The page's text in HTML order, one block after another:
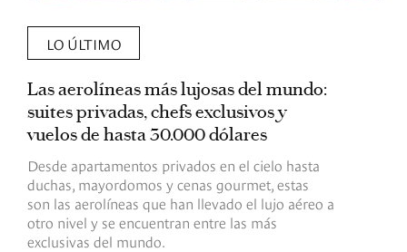
LO ÚLTIMO
Las aerolíneas más lujosas del mundo:
suites privadas, chefs exclusivos y
vuelos de hasta 30.000 dólares
Desde apartamentos privados en el cielo hasta
duchas, mayordomos y cenas gourmet, estas
son las aerolíneas que han llevado el lujo aéreo a
otro nivel y se encuentran entre las más
exclusivas del mundo.